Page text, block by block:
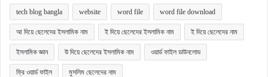
tech blog bangla website word file word file download
আ দিয়ে ছেলেদের ইসলামিক নাম ই দিয়ে ছেলেদের ইসলামিক নাম ই দিয়ে ছেলেদের নাম
ইসলামিক জ্ঞান উ দিয়ে ছেলেদের ইসলামিক নাম ওয়ার্ড ফাইল ডাউনলোড
ফ্রি ওয়ার্ড ফাইল মুসলিম ছেলেদের নাম